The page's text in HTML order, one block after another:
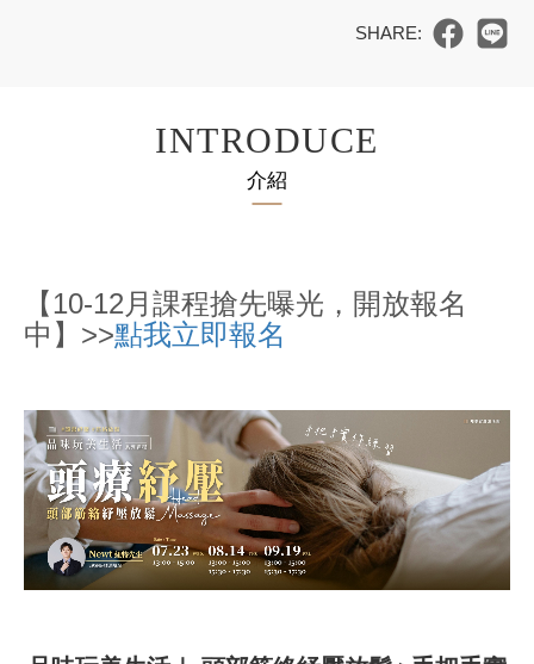
INTRODUCE
介紹
【10-12月課程搶先曝光，開放報名
中】>>點我立即報名